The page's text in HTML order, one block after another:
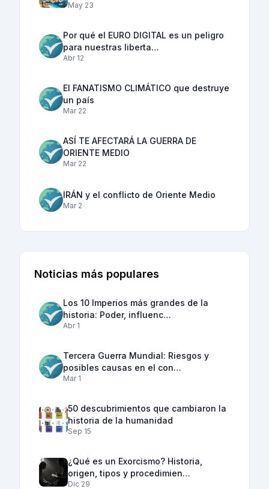
May 23
Por qué el EURO DIGITAL es un peligro
para nuestras liberta…
Abr 12
El FANATISMO CLIMÁTICO que destruye
un país
Mar 22
ASÍ TE AFECTARÁ LA GUERRA DE
ORIENTE MEDIO
Mar 22
IRÁN y el conflicto de Oriente Medio
Mar 2
Noticias más populares
Los 10 Imperios más grandes de la
historia: Poder, influenc…
Abr 1
Tercera Guerra Mundial: Riesgos y
posibles causas en el con…
Mar 1
50 descubrimientos que cambiaron la
historia de la humanidad
Sep 15
¿Qué es un Exorcismo? Historia,
origen, tipos y procedimien…
Dic 29